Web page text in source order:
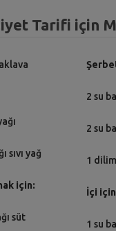
Tarifi için
sıvı yağ
için:
süt
2 su
2 su
1
İçi
1 su